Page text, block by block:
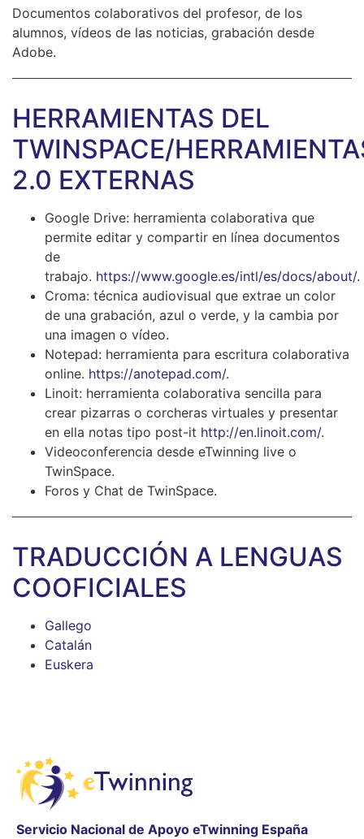
Documentos colaborativos del profesor, de los
alumnos, vídeos de las noticias, grabación desde
Adobe.
HERRAMIENTAS DEL
TWINSPACE/
2.0 EXTERNAS
Google Drive: herramienta colaborativa que
permite editar y compartir en línea documentos
de
trabajo. https://www.google.es/intl/es/docs/about/.
Croma: técnica audiovisual que extrae un color
de una grabación, azul o verde, y la cambia por
una imagen o vídeo.
Notepad: herramienta para escritura colaborativa
online. https://anotepad.com/.
Linoit: herramienta colaborativa sencilla para
crear pizarras o corcheras virtuales y presentar
en ella notas tipo post-it http://en.linoit.com/.
Videoconferencia desde eTwinning live o
TwinSpace.
Foros y Chat de TwinSpace.
TRADUCCIÓN A LENGUAS
COOFICIALES
Gallego
Catalán
Euskera
Servicio Nacional de Apoyo eTwinning España